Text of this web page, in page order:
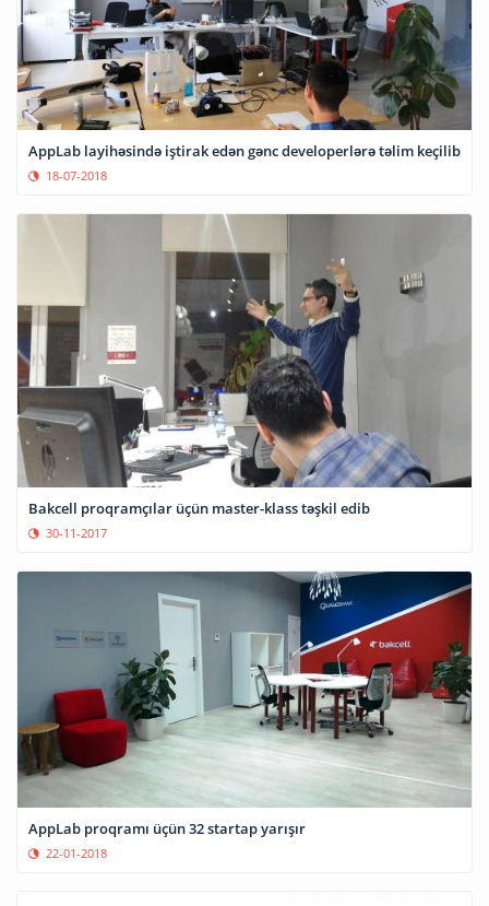
AppLab layihəsində iştirak edən gənc developerlərə təlim keçilib
18-07-2018
Bakcell proqramçılar üçün master-klass təşkil edib
30-11-2017
AppLab proqramı üçün 32 startap yarışır
22-01-2018